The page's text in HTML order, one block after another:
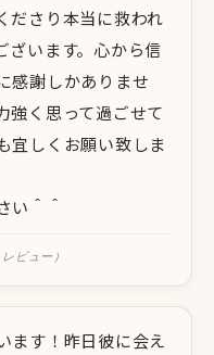
ださり本当に救われ
ざいます。心から信
感謝しかありませ
強く思って過ごせて
宜しくお願い致しま
い＾＾
ビュー）
ます！昨日彼に会え